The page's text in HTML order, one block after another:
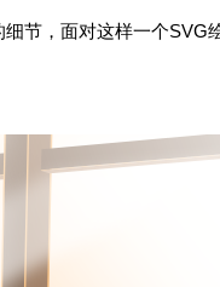
节，面对这样一个SVG